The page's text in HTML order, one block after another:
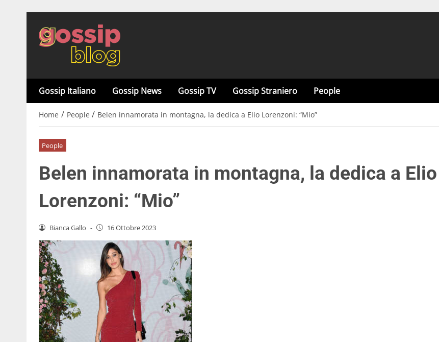
Gossip Italiano Gossip News Gossip TV Gossip Straniero People
Home / People / Belen innamorata in montagna, la dedica a Elio Lorenzoni: “Mio”
People
Belen innamorata in montagna, la dedica a Elio
Lorenzoni: “Mio”
Bianca Gallo - 16 Ottobre 2023